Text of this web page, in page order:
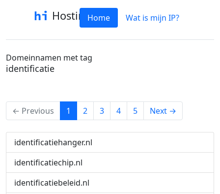
HostinfoHome Wat is mijn IP?
Domeinnamen met tag
identificatie
← Previous 1 (current)
2 3 4 5 Next →
identificatiehanger.nl
identificatiechip.nl
identificatiebeleid.nl